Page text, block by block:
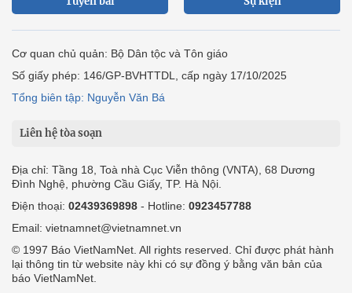
Cơ quan chủ quản: Bộ Dân tộc và Tôn giáo
Số giấy phép: 146/GP-BVHTTDL, cấp ngày 17/10/2025
Tổng biên tập: Nguyễn Văn Bá
Liên hệ tòa soạn
Địa chỉ: Tầng 18, Toà nhà Cục Viễn thông (VNTA), 68 Dương
Đình Nghệ, phường Cầu Giấy, TP. Hà Nội.
Điện thoại: 02439369898 - Hotline: 0923457788
Email: vietnamnet@vietnamnet.vn
© 1997 Báo VietNamNet. All rights reserved. Chỉ được phát hành
lại thông tin từ website này khi có sự đồng ý bằng văn bản của
báo VietNamNet.